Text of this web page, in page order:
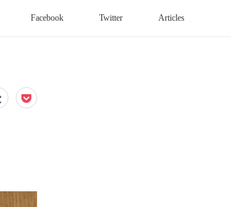
Facebook Twitter Articles